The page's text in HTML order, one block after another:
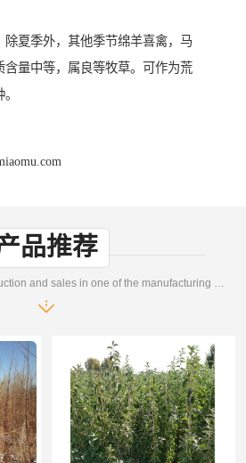
除夏季外，其他季节绵羊喜禽，马
含量中等，属良等牧草。可作为荒
品推荐